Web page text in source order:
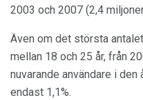
2003 och 2007 (2,4
Även om det största
mellan 18 och 25 år, från
nuvarande användare i
endast 1,1%.